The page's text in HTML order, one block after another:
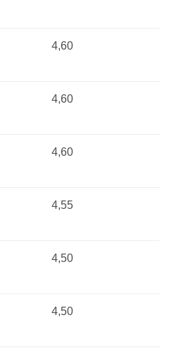
4,60
4,60
4,60
4,55
4,50
4,50